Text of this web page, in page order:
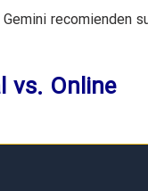
recomienden
vs. Online